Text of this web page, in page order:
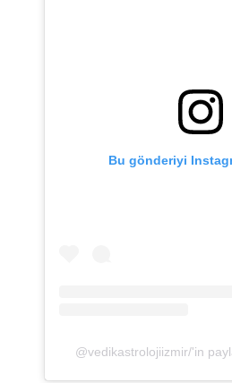
Bu gönderiyi
@vedikastrolojiizmir/'in